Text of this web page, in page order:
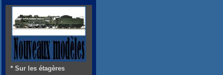
* Sur les étagères